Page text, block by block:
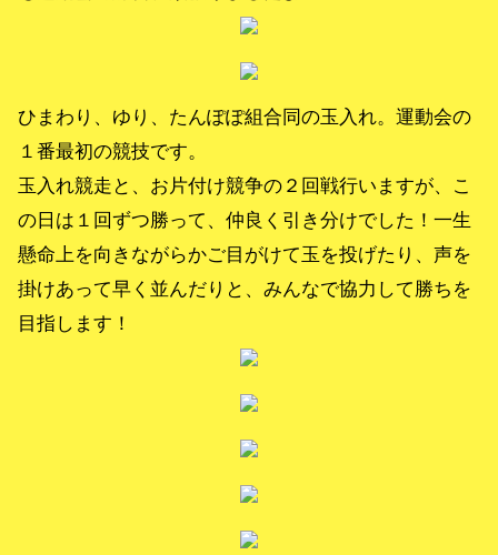
ひまわり、ゆり、たんぽぽ組合同の玉入れ。運動会の
１番最初の競技です。
玉入れ競走と、お片付け競争の２回戦行いますが、こ
の日は１回ずつ勝って、仲良く引き分けでした！一生
懸命上を向きながらかご目がけて玉を投げたり、声を
掛けあって早く並んだりと、みんなで協力して勝ちを
目指します！